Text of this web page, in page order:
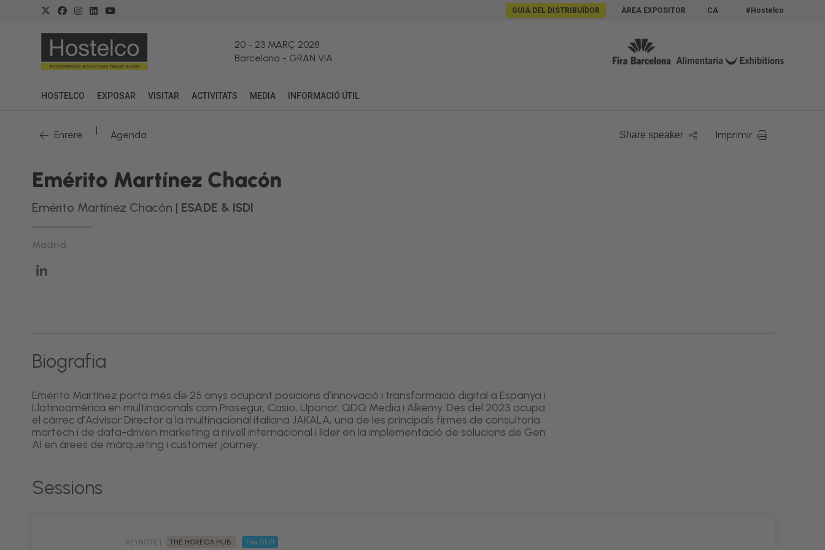
GUIA DEL DISTRIBUÏDOR ÀREA EXPOSITOR CA #Hostelco
20- 23 MARÇ 2028
Barcelona - GRAN VIA
HOSTELCO EXPOSAR VISITAR ACTIVITATS MEDIA INFORMACIÓ ÚTIL
Enrere | Agenda Share speaker Imprimir
Emérito Martínez Chacón
Emérito Martínez Chacón | ESADE & ISDI
Madrid
Biografia
Emérito Martínez porta més de 25 anys ocupant posicions d’innovació i transformació digital a Espanya i
Llatinoamèrica en multinacionals com Prosegur, Casio, Uponor, QDQ Media i Alkemy. Des del 2023 ocupa
el càrrec d’Advisor Director a la multinacional italiana JAKALA, una de les principals firmes de consultoria
martech i de data-driven marketing a nivell internacional i líder en la implementació de solucions de Gen
AI en àrees de màrqueting i customer journey.
Sessions
KEYNOTE | THE HORECA HUB The Shift